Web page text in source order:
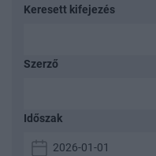
Keresett kifejezés
Szerző
Időszak